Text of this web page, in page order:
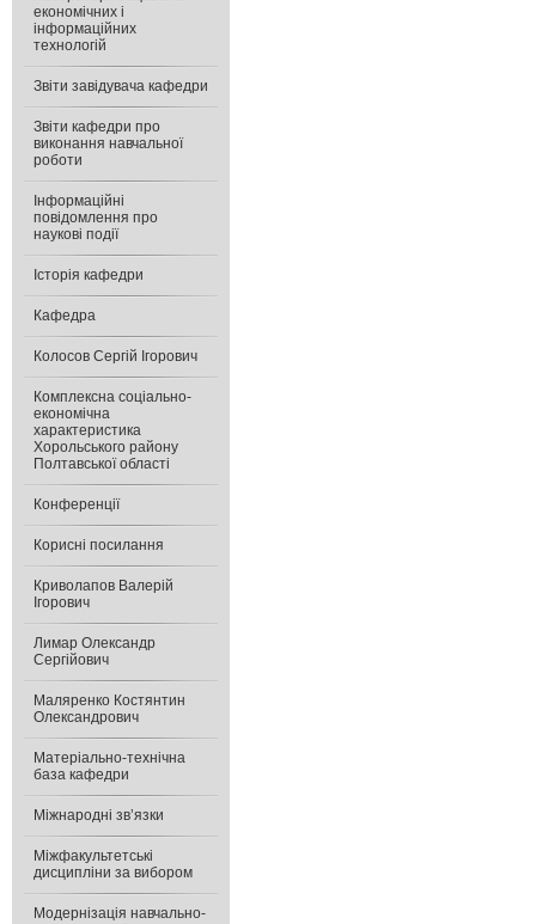
економічних і
інформаційних
технологій
Звіти завідувача кафедри
Звіти кафедри про
виконання навчальної
роботи
Інформаційні
повідомлення про
наукові події
Історія кафедри
Кафедра
Колосов Сергій Ігорович
Комплексна соціально-
економічна
характеристика
Хорольського району
Полтавської області
Конференції
Корисні посилання
Криволапов Валерій
Ігорович
Лимар Олександр
Сергійович
Маляренко Костянтин
Олександрович
Матеріально-технічна
база кафедри
Міжнародні зв’язки
Міжфакультетські
дисципліни за вибором
Модернізація навчально-